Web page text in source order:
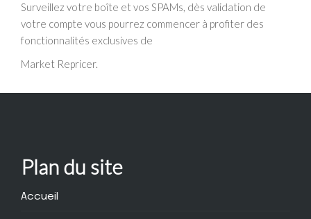
Surveillez votre boîte et vos SPAMs, dès validation de
votre compte vous pourrez commencer à profiter des
fonctionnalités exclusives de
Market Repricer.
Plan du site
Accueil